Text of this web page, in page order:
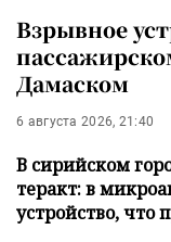
Взрывное
Дамаском
6 августа 2026, 21:40
В сирийском
теракт: в
устройство, что